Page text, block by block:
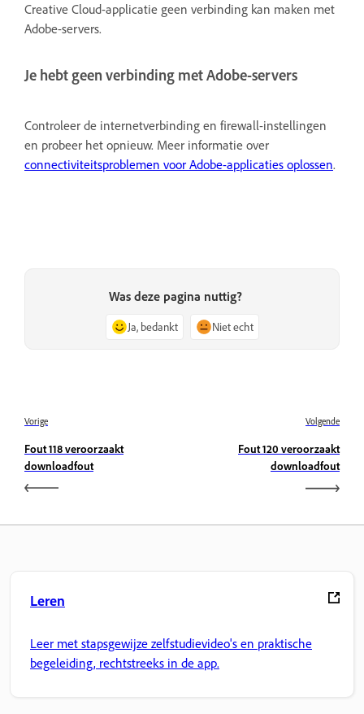
Creative Cloud-applicatie geen verbinding kan maken met
Adobe-servers.
Je hebt geen verbinding met Adobe-servers
Controleer de internetverbinding en firewall-instellingen
en probeer het opnieuw. Meer informatie over
connectiviteitsproblemen voor Adobe-applicaties oplossen.
Was deze pagina nuttig?
Ja, bedankt Niet echt
Vorige
Fout 118 veroorzaakt
downloadfout
Volgende
Fout 120 veroorzaakt
downloadfout
Leren
Leer met stapsgewijze zelfstudievideo's en praktische
begeleiding, rechtstreeks in de app.